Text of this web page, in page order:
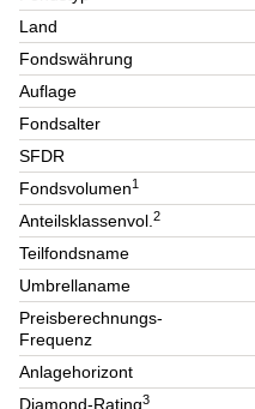
Land
Fondswährung
Auflage
Fondsalter
SFDR
Fondsvolumen1
Anteilsklassenvol.2
Teilfondsname
Umbrellaname
Preisberechnungs-
Frequenz
Anlagehorizont
Diamond-Rating3